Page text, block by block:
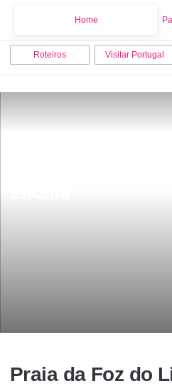
Home
Roteiros Visitar Portugal
Praia da Foz do